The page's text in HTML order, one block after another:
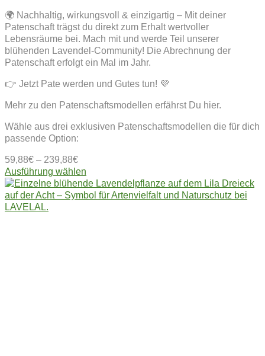
🌍 Nachhaltig, wirkungsvoll & einzigartig – Mit deiner
Patenschaft trägst du direkt zum Erhalt wertvoller
Lebensräume bei. Mach mit und werde Teil unserer
blühenden Lavendel-Community! Die Abrechnung der
Patenschaft erfolgt ein Mal im Jahr.
👉 Jetzt Pate werden und Gutes tun! 💜
Mehr zu den Patenschaftsmodellen erfährst Du hier.
Wähle aus drei exklusiven Patenschaftsmodellen die für dich
passende Option:
59,88€ – 239,88€
Ausführung wählen
Produkt
weist